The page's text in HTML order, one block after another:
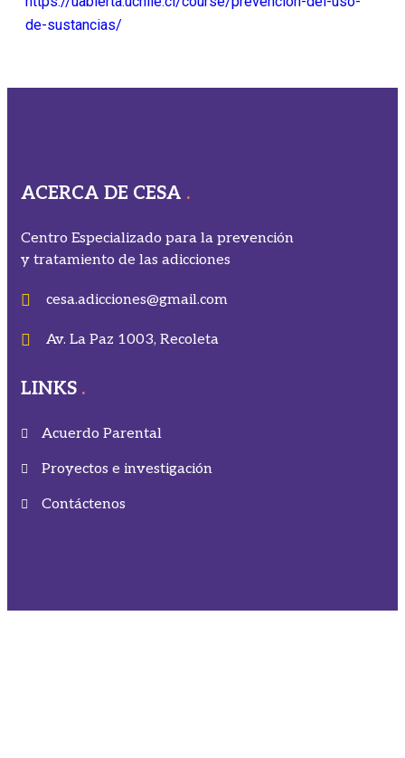
de-sustancias/
ACERCA DE CESA
Centro Especializado para la prevención
y tratamiento de las adicciones
cesa.adicciones@gmail.com
Av. La Paz 1003, Recoleta
LINKS
Acuerdo Parental
Proyectos e investigación
Contáctenos